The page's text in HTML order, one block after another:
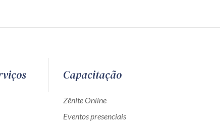
Capacitação
Zênite Online
Eventos presenciais